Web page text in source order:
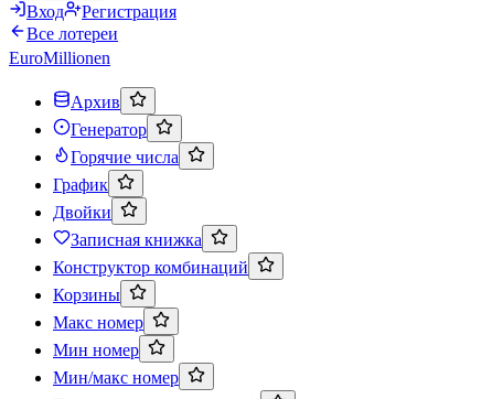
Вход
Регистрация
Все лотереи
EuroMillionen
Архив
Генератор
Горячие числа
График
Двойки
Записная книжка
Конструктор комбинаций
Корзины
Макс номер
Мин номер
Мин/макс номер